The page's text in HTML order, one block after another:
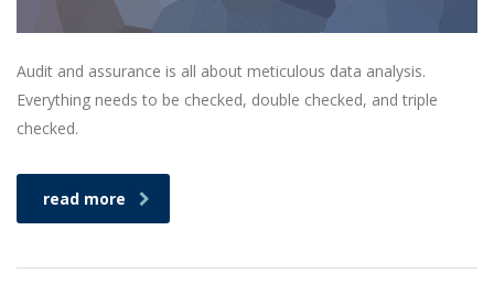
Audit and assurance is all about meticulous data analysis.
Everything needs to be checked, double checked, and triple
checked.
read more